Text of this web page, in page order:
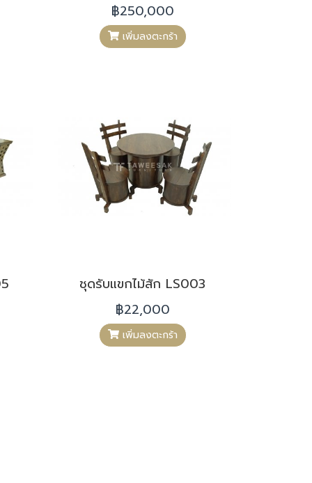
฿250,000
เพิ่มลงตะกร้า
ชุดรับแขกไม้สัก LS003
฿22,000
เพิ่มลงตะกร้า